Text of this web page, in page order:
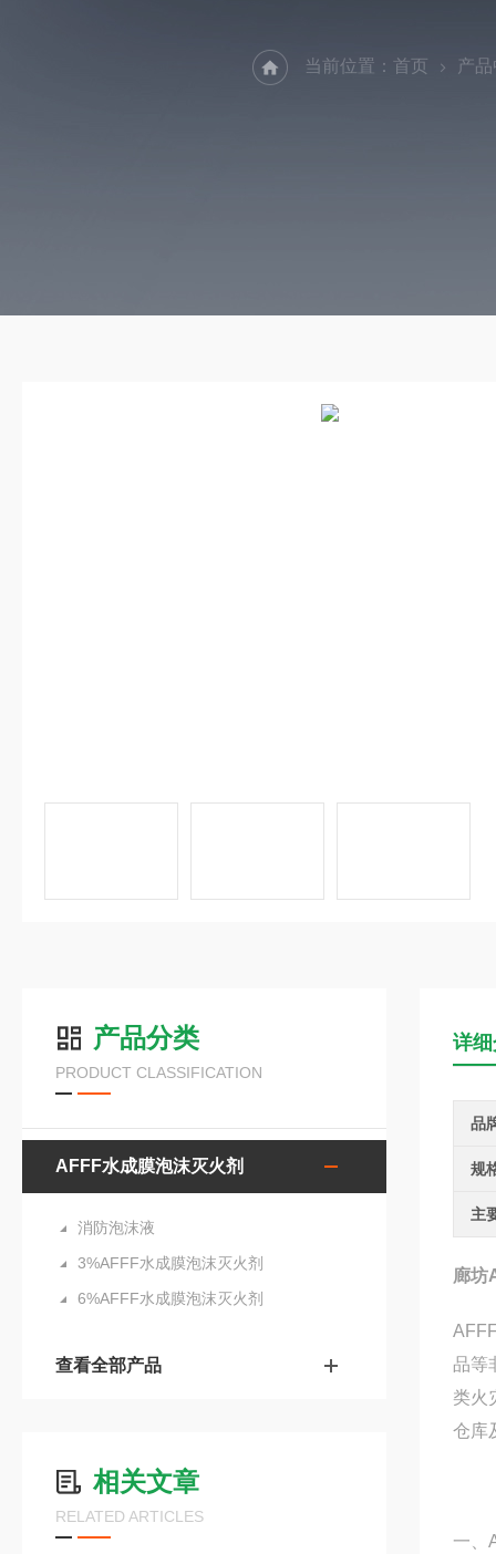
当前位置： 首页 产
产品分类
PRODUCT CLASSIFICATION
AFFF水成膜泡沫灭火剂
消防泡沫液
3%AFFF水成膜泡沫灭火剂
6%AFFF水成膜泡沫灭火剂
查看全部产品
相关文章
RELATED ARTICLES
详
品
规
主
廊坊
品等
类火
仓库
一、